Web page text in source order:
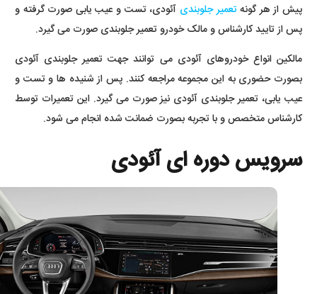
پیش از هر گونهتعمیر جلوبندی آئودی، تست و عیب یابی صورت گرفته و
پس از تایید کارشناس و مالک خودرو تعمیر جلوبندی صورت می گیرد.
مالکین انواع خودروهای آئودی می توانند جهت تعمیر جلوبندی آئودی
بصورت حضوری به این مجموعه مراجعه کنند. پس از شنیده ها و تست و
عیب یابی، تعمیر جلوبندی آئودی نیز صورت می گیرد. این تعمیرات توسط
کارشناس متخصص و با تجربه بصورت ضمانت شده انجام می شود.
سرویس دوره ای آئودی